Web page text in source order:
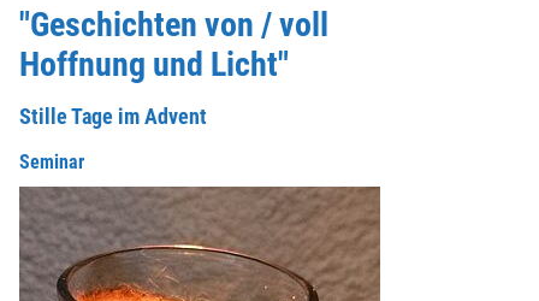
"Geschichten von / voll
Hoffnung und Licht"
Stille Tage im Advent
Seminar